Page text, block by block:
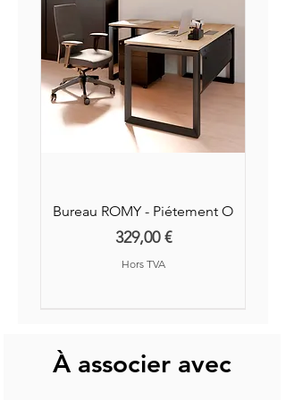
Bureau ROMY - Piétement O
Prix
329,00 €
Hors TVA
À associer avec